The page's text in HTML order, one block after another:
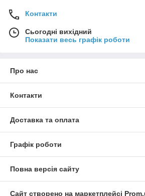
Контакти
Сьогодні вихідний
Показати весь графік роботи
Про нас
Контакти
Доставка та оплата
Графік роботи
Повна версія сайту
Сайт створено на маркетплейсі